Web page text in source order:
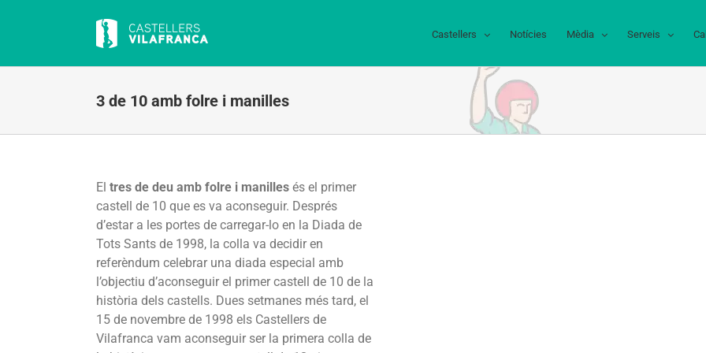
Castellers Notícies Mèdia Serveis
3 de 10 amb folre i manilles
El tres de deu amb folre i manilles és el primer
castell de 10 que es va aconseguir. Després
d’estar a les portes de carregar-lo en la Diada de
Tots Sants de 1998, la colla va decidir en
referèndum celebrar una diada especial amb
l’objectiu d’aconseguir el primer castell de 10 de la
història dels castells. Dues setmanes més tard, el
15 de novembre de 1998 els Castellers de
Vilafranca vam aconseguir ser la primera colla de